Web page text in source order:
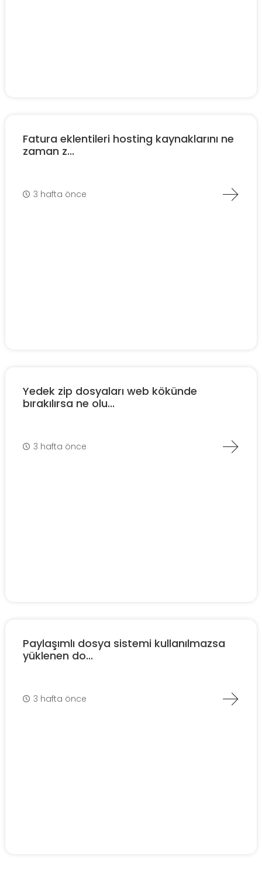
Fatura eklentileri hosting kaynaklarını ne
zaman z...
3 hafta önce
Yedek zip dosyaları web kökünde
bırakılırsa ne olu...
3 hafta önce
Paylaşımlı dosya sistemi kullanılmazsa
yüklenen do...
3 hafta önce